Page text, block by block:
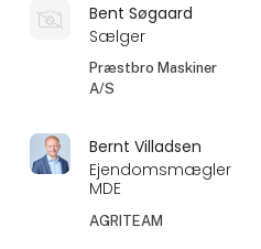
Bent Søgaard
Sælger
Præstbro Maskiner
A/S
Bernt Villadsen
Ejendomsmægler
MDE
AGRITEAM